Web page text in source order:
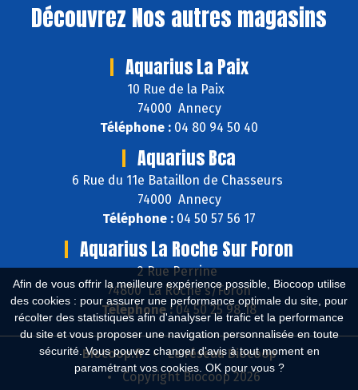
Afin de vous offrir la meilleure expérience possible, Biocoop utilise
des cookies : pour assurer une performance optimale du site, pour
récolter des statistiques afin d'analyser le trafic et la performance
du site et vous proposer une navigation personnalisée en toute
sécurité. Vous pouvez changer d'avis à tout moment en
paramétrant vos cookies. OK pour vous ?
Découvrez Nos autres magasins
Aquarius La Paix
10 Rue de la Paix
74000 Annecy
Téléphone : 04 80 94 50 40
Aquarius Bca
6 Rue du 11e Bataillon de Chasseurs
74000 Annecy
Téléphone : 04 50 57 56 17
Aquarius La Roche Sur Foron
2 Rue Perrine
74800 La Roche s/Foron
Téléphone : 04 50 25 98 18
Biocoop.fr
Le réseau Biocoop
Copyright Biocoop 2026